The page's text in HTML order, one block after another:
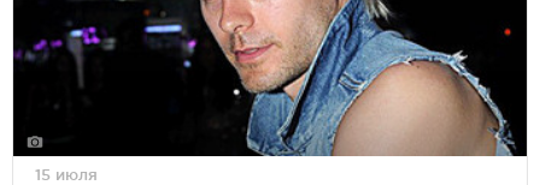
15 июля